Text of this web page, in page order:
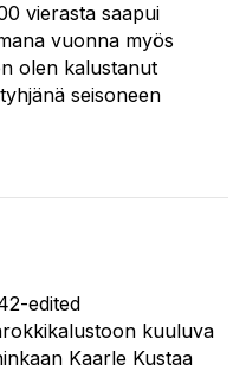
vierasta saapui
vuonna myös
olen kalustanut
seisoneen
kuuluva
Kaarle Kustaa